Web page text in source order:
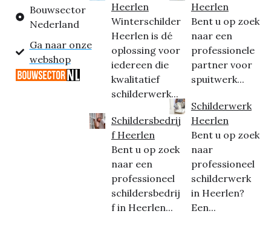
Bouwsector
Nederland
Ga naar onze
webshop
Heerlen
Winterschilder
Heerlen is dé
oplossing voor
iedereen die
kwalitatief
schilderwerk...
Schildersbedrij
f Heerlen
Bent u op zoek
naar een
professioneel
schildersbedrij
f in Heerlen...
Heerlen
Bent u op zoek
naar een
professionele
partner voor
spuitwerk...
Schilderwerk
Heerlen
Bent u op zoek
naar
professioneel
schilderwerk
in Heerlen?
Een...